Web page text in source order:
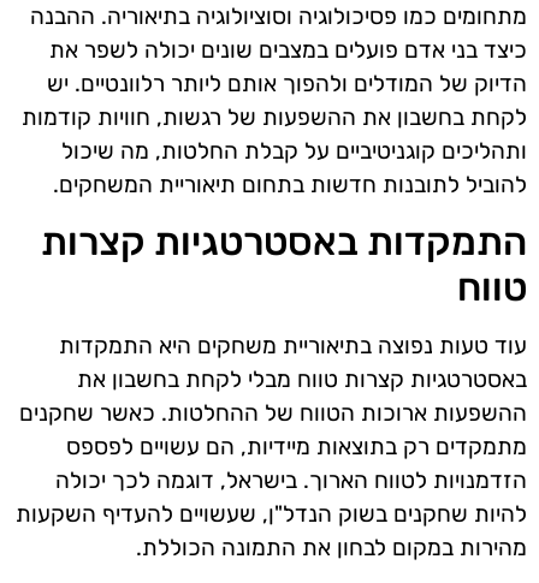
מתחומים כמו פסיכולוגיה וסוציולוגיה בתיאוריה. ההבנה
כיצד בני אדם פועלים במצבים שונים יכולה לשפר את
הדיוק של המודלים ולהפוך אותם ליותר רלוונטיים. יש
לקחת בחשבון את ההשפעות של רגשות, חוויות קודמות
ותהליכים קוגניטיביים על קבלת החלטות, מה שיכול
להוביל לתובנות חדשות בתחום תיאוריית המשחקים.
התמקדות באסטרטגיות קצרות
טווח
עוד טעות נפוצה בתיאוריית משחקים היא התמקדות
באסטרטגיות קצרות טווח מבלי לקחת בחשבון את
ההשפעות ארוכות הטווח של ההחלטות. כאשר שחקנים
מתמקדים רק בתוצאות מיידיות, הם עשויים לפספס
הזדמנויות לטווח הארוך. בישראל, דוגמה לכך יכולה
להיות שחקנים בשוק הנדל"ן, שעשויים להעדיף השקעות
מהירות במקום לבחון את התמונה הכוללת.